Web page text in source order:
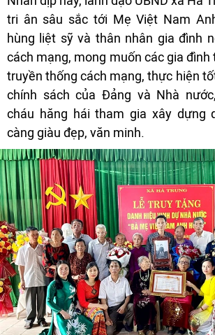
tri ân sâu sắc tới Mẹ Việt Nam
hùng liệt sỹ và thân nhân gia đình
cách mạng, mong muốn các gia
truyền thống cách mạng, thực hiện
chính sách của Đảng và Nhà
cháu hăng hái tham gia xây dựng
càng giàu đẹp, văn minh.